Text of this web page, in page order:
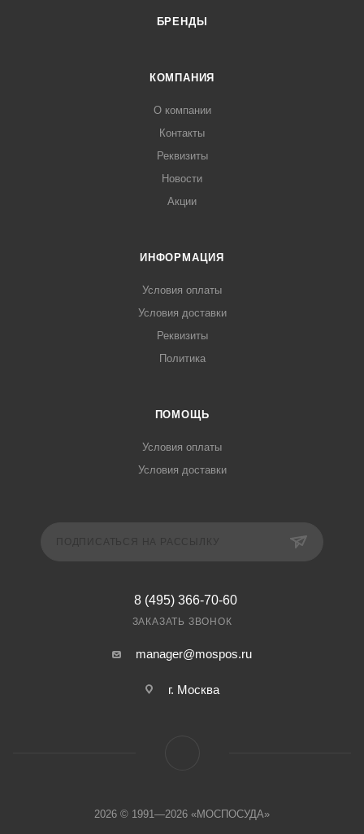
БРЕНДЫ
КОМПАНИЯ
О компании
Контакты
Реквизиты
Новости
Акции
ИНФОРМАЦИЯ
Условия оплаты
Условия доставки
Реквизиты
Политика
ПОМОЩЬ
Условия оплаты
Условия доставки
8 (495) 366-70-60
ЗАКАЗАТЬ ЗВОНОК
manager@mospos.ru
г. Москва
2026 © 1991—2026 «МОСПОСУДА»